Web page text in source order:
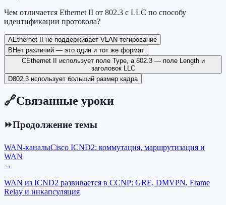
Чем отличается Ethernet II от 802.3 с LLC по способу
идентификации протокола?
AEthernet II не поддерживает VLAN-тегирование
B Нет различий — это один и тот же формат
CEthernet II использует поле Type, а 802.3 — поле Length и
заголовок LLC
D802.3 использует больший размер кадра
🔗Связанные уроки
⏩Продолжение темы
WAN-каналыCisco ICND2: коммутация, маршрутизация и
WAN
→
WAN из ICND2 развивается в CCNP: GRE, DMVPN, Frame
Relay и инкапсуляция